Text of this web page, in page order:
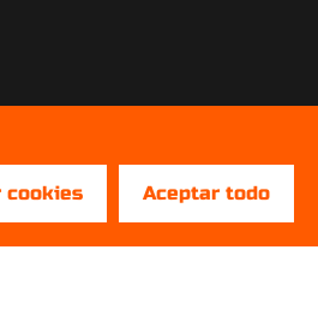
cookies Aceptar todo